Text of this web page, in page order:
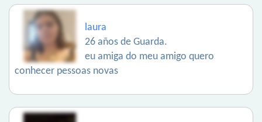
laura
26 años de Guarda.
eu amiga do meu amigo quero
conhecer pessoas novas